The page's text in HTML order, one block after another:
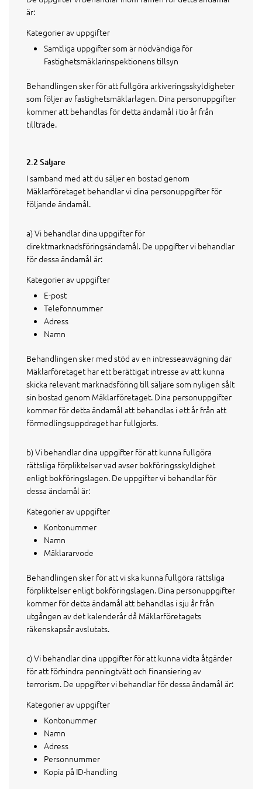
är:
Kategorier av uppgifter
Samtliga uppgifter som är nödvändiga för
Fastighetsmäklarinspektionens tillsyn
Behandlingen sker för att fullgöra arkiveringsskyldigheter
som följer av fastighetsmäklarlagen. Dina personuppgifter
kommer att behandlas för detta ändamål i tio år från
tillträde.
2.2 Säljare
I samband med att du säljer en bostad genom
Mäklarföretaget behandlar vi dina personuppgifter för
följande ändamål.
a) Vi behandlar dina uppgifter för
direktmarknadsföringsändamål. De uppgifter vi behandlar
för dessa ändamål är:
Kategorier av uppgifter
E-post
Telefonnummer
Adress
Namn
Behandlingen sker med stöd av en intresseavvägning där
Mäklarföretaget har ett berättigat intresse av att kunna
skicka relevant marknadsföring till säljare som nyligen sålt
sin bostad genom Mäklarföretaget. Dina personuppgifter
kommer för detta ändamål att behandlas i ett år från att
förmedlingsuppdraget har fullgjorts.
b) Vi behandlar dina uppgifter för att kunna fullgöra
rättsliga förpliktelser vad avser bokföringsskyldighet
enligt bokföringslagen. De uppgifter vi behandlar för
dessa ändamål är:
Kategorier av uppgifter
Kontonummer
Namn
Mäklararvode
Behandlingen sker för att vi ska kunna fullgöra rättsliga
förpliktelser enligt bokföringslagen. Dina personuppgifter
kommer för detta ändamål att behandlas i sju år från
utgången av det kalenderår då Mäklarföretagets
räkenskapsår avslutats.
c) Vi behandlar dina uppgifter för att kunna vidta åtgärder
för att förhindra penningtvätt och finansiering av
terrorism. De uppgifter vi behandlar för dessa ändamål är:
Kategorier av uppgifter
Kontonummer
Namn
Adress
Personnummer
Kopia på ID-handling